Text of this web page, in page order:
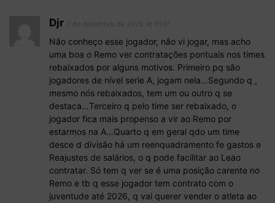
Djr
Não conheço esse jogador, não vi jogar, mas acho
uma boa o Remo ver contratações pontuais nos times
rebaixados por alguns motivos. Primeiro pq são
jogadores de nível serie A, jogam nela…Segundo q ,
mesmo nós rebaixados, tem um ou outro q se
destaca…Terceiro q pelo time ser rebaixado, o
jogador fica mais propenso a vir ao Remo por
estarmos na A…Quarto q em geral qdo um time
desce d divisão há um reenquadramento fe gastos e
Reajustes de salários, o q pode facilitar ao Leao
contratar. Só tem q ver se é uma posição carente no
Remo e tb q esse jogador tem contrato com o
juventude até 2026, q vai querer vender o atleta ao